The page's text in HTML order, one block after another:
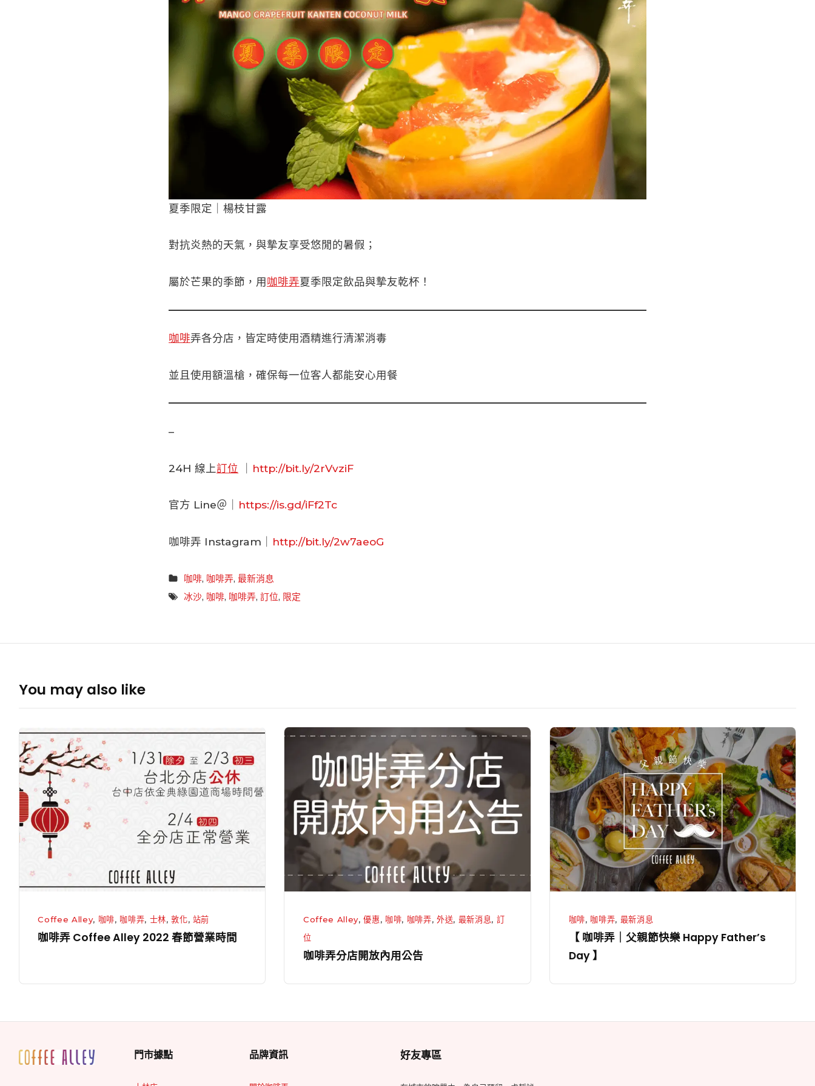
夏季限定｜楊枝甘露
對抗炎熱的天氣，與摯友享受悠閒的暑假；
屬於芒果的季節，用咖啡弄夏季限定飲品與摯友乾杯！
咖啡弄各分店，皆定時使用酒精進行清潔消毒
並且使用額溫槍，確保每一位客人都能安心用餐
–
24H 線上訂位 http://bit.ly/2rVvziF
官方 Line＠｜ https://is.gd/iFf2Tc
咖啡弄 Instagram｜ http://bit.ly/2w7aeoG
咖啡, 咖啡弄,最新消息
冰沙, 咖啡, 咖啡弄,訂位, 限定
You may also like
咖
啡
弄
Coffee
Alley
2022
春
Coffee Alley, 咖啡, 咖啡弄, 士林,敦化, 站前
咖啡弄 Coffee Alley 2022 春節營業時間
咖
分
Coffee Alley,優惠, 咖啡, 咖啡弄, 外送, 最新消息, 訂
位
咖啡弄分店開放內用公告
【
咖
啡
弄
｜
父
親
節
快
Happy
Father’s
Day
咖啡, 咖啡弄, 最新消息
【 咖啡弄｜父親節快樂 Happy Father’s
Day 】
Footer
門市據點 品牌資訊 好友專區